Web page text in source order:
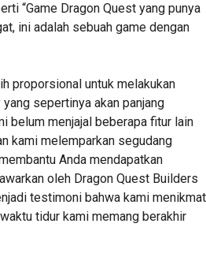
“Game Dragon Quest yang punya
ini adalah sebuah game dengan
proporsional untuk melakukan
sepertinya akan panjang
belum menjajal beberapa fitur lain
kami melemparkan segudang
Anda mendapatkan
oleh Dragon Quest Builders
testimoni bahwa kami
tidur kami memang berakhir